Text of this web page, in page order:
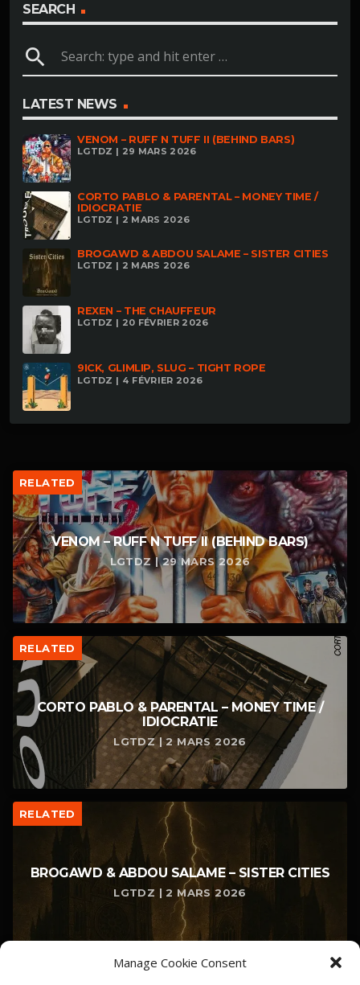
Manage Cookie Consent
SEARCH
search
LATEST NEWS
VENOM – RUFF N TUFF II (BEHIND BARS)
LGTDZ | 29 MARS 2026
CORTO PABLO & PARENTAL – MONEY TIME /
IDIOCRATIE
LGTDZ | 2 MARS 2026
BROGAWD & ABDOU SALAME – SISTER CITIES
LGTDZ | 2 MARS 2026
REXEN – THE CHAUFFEUR
LGTDZ | 20 FÉVRIER 2026
9ICK, GLIMLIP, SLUG – TIGHT ROPE
LGTDZ | 4 FÉVRIER 2026
RELATED
VENOM – RUFF N TUFF II (BEHIND BARS)
LGTDZ | 29 MARS 2026
RELATED
CORTO PABLO & PARENTAL – MONEY TIME /
IDIOCRATIE
LGTDZ | 2 MARS 2026
RELATED
BROGAWD & ABDOU SALAME – SISTER CITIES
LGTDZ | 2 MARS 2026